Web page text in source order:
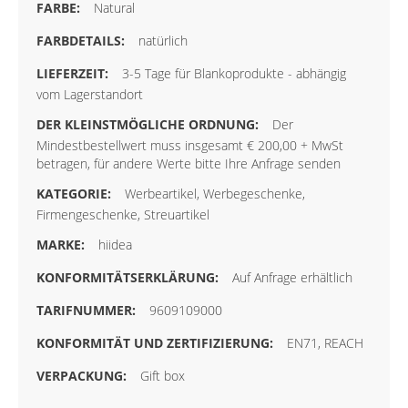
Natural
natürlich
3-5 Tage für Blankoprodukte - abhängig
vom Lagerstandort
Der
Mindestbestellwert muss insgesamt € 200,00 + MwSt
betragen, für andere Werte bitte Ihre Anfrage senden
Werbeartikel, Werbegeschenke,
Firmengeschenke, Streuartikel
hiidea
Auf Anfrage erhältlich
9609109000
EN71, REACH
Gift box